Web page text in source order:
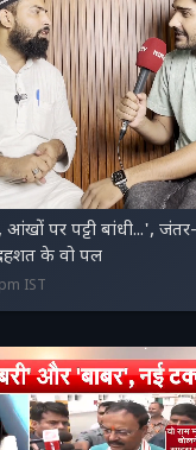
पर पट्टी बांधी...',
के वो पल
IST